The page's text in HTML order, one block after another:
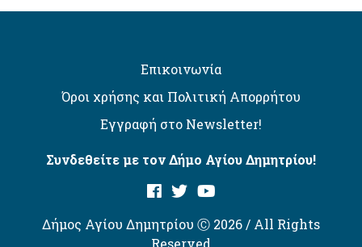
Επικοινωνία
Όροι χρήσης και Πολιτική Απορρήτου
Εγγραφή στο Newsletter!
Συνδεθείτε με τον Δήμο Αγίου Δημητρίου!
Δήμος Αγίου Δημητρίου Ⓒ 2026 / All Rights